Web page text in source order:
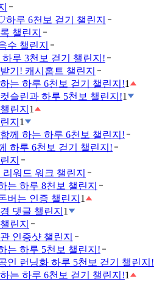
루 6천보 걷기 챌린지
챌린지
수 챌린지
루 3천보 걷기 챌린지!
기! 캐시홈트 챌린지
는 하루 6천보 걷기 챌린지!1
슬린과 하루 5천보 챌린지!1
린지 1
지 1
께 하는 하루 6천보 챌린지!
하루 6천보 걷기 챌린지!
지
워드 워크 챌린지
는 하루 8천보 챌린지
버는 인증 챌린지 1
댓글 챌린지 1
린지
인증샷 챌린지
는 하루 5천보 챌린지!
인 런닝화 하루 5천보 걷기 챌린지!
는 하루 6천보 걷기 챌린지!1